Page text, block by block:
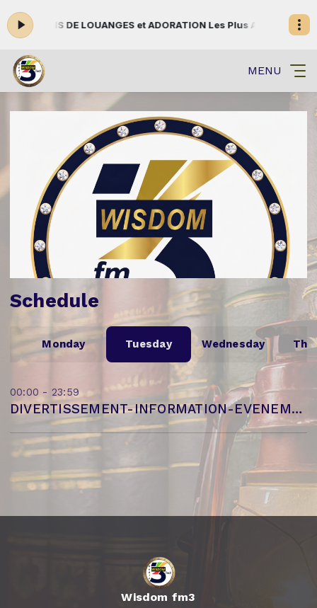
DE LOUANGES et ADORATION Les Plus Aimées Avec
MENU
Schedule
Monday Tuesday Wednesday
00:00 - 23:59
DIVERTISSEMENT-INFORMATION-EVENEMENTIEL-CHRETIENETE
Wisdom fm3